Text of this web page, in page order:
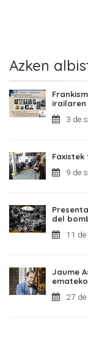
Azken
irailaren
3 de
9 de
del
11
Jaume
27